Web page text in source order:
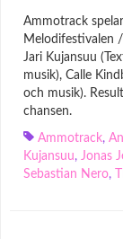
Ammotrack
Melodifestivalen
Jari Kujansuu
musik), Calle
och musik).
chansen.
Ammotrack,
Kujansuu, Jonas
Sebastian Nero,